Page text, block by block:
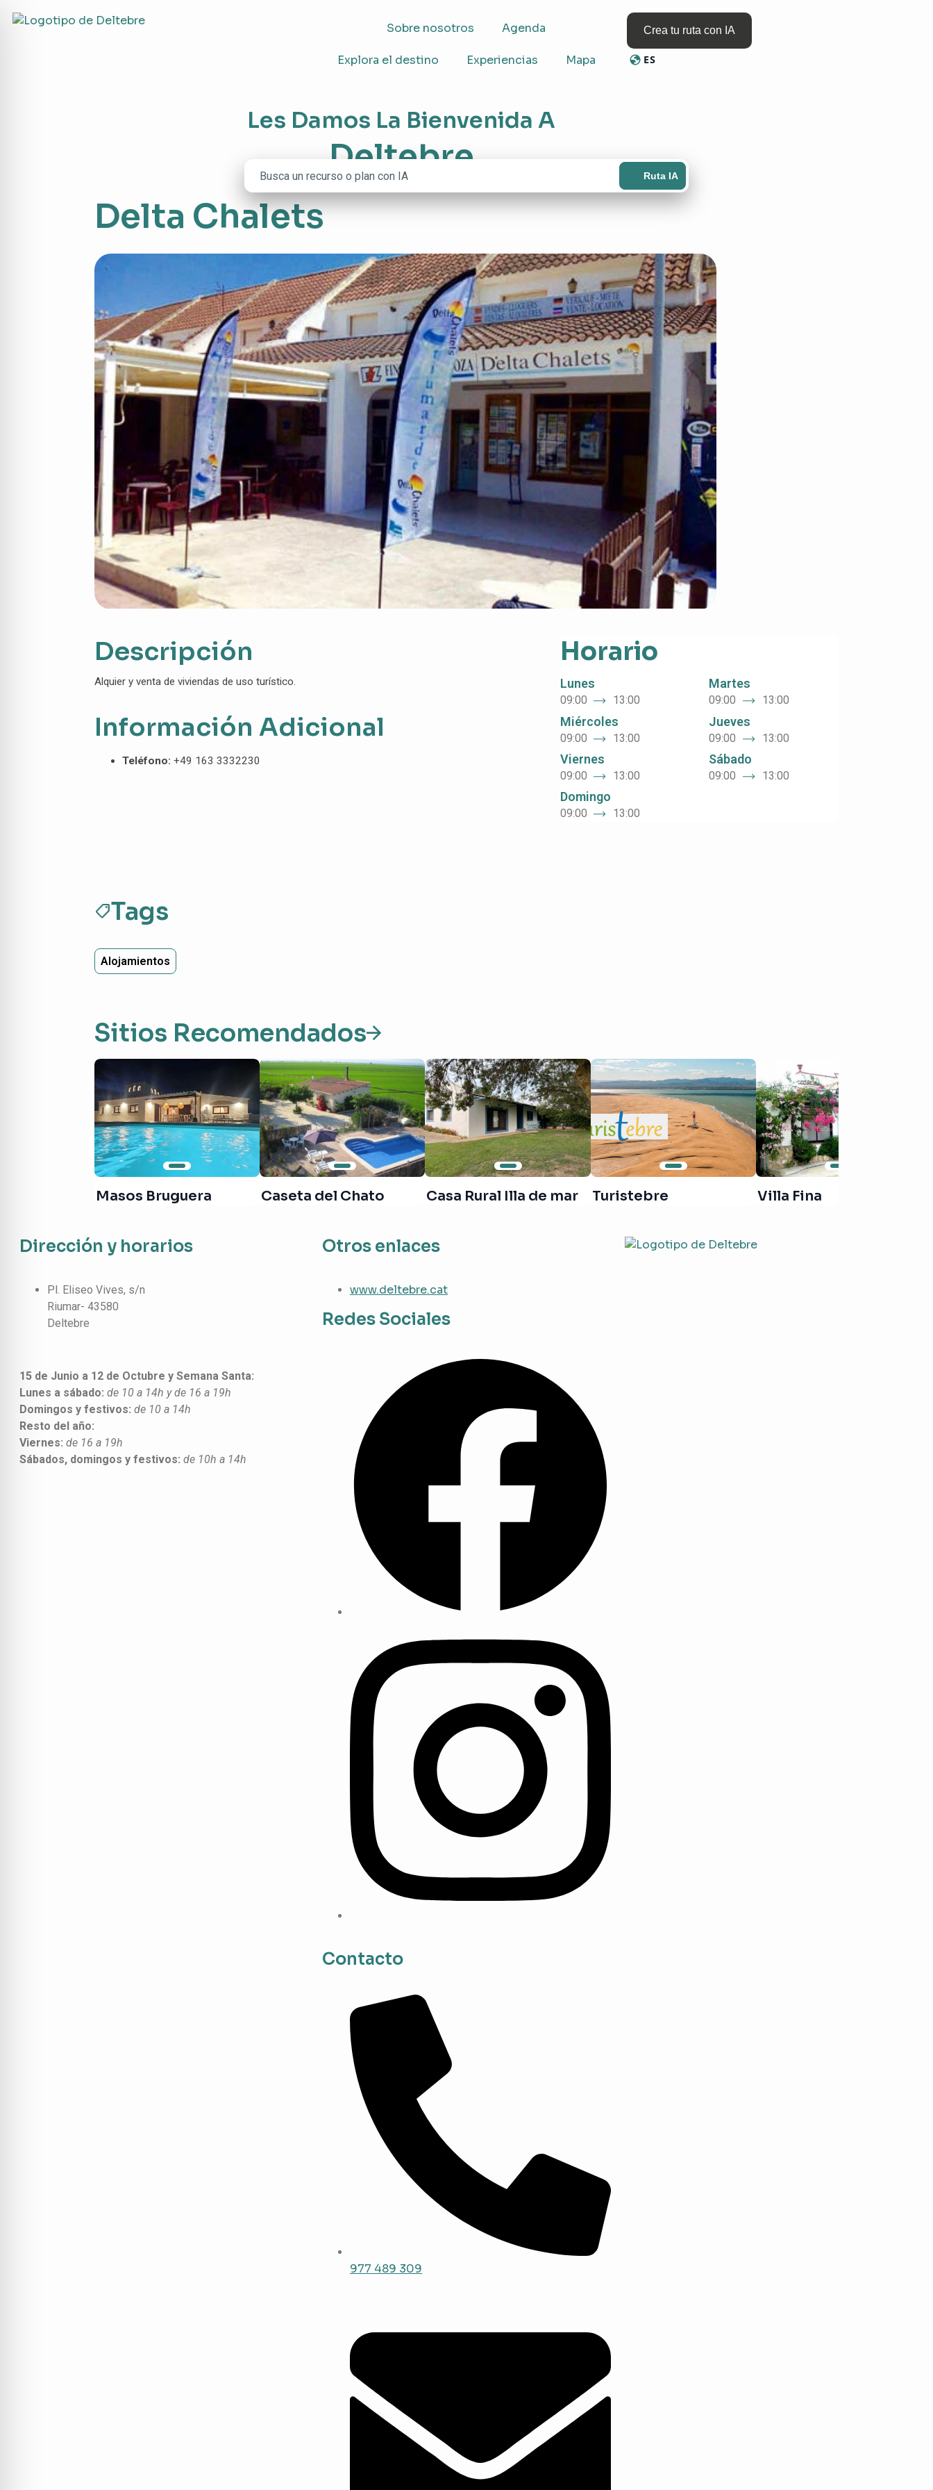
Sobre nosotros Agenda
Explora el destino Experiencias Mapa
Crea tu ruta con IA
ES
Cambiar idioma
Les Damos La Bienvenida A
Deltebre Ruta IA
Delta Chalets
Descripción
Alquier y venta de viviendas de uso turístico.
Información Adicional
Teléfono: +49 163 3332230
Horario
Lunes
09:00 13:00
Martes
09:00 13:00
Miércoles
09:00 13:00
Jueves
09:00 13:00
Viernes
09:00 13:00
Sábado
09:00 13:00
Domingo
09:00 13:00
sellTags
Alojamientos
Sitios Recomendados
Masos Bruguera Caseta del Chato Casa Rural Illa de mar Turistebre Villa Fina
Dirección y horarios
Pl. Eliseo Vives, s/n
Riumar- 43580
Deltebre
15 de Junio a 12 de Octubre y Semana Santa:
Lunes a sábado: de 10 a 14h y de 16 a 19h
Domingos y festivos: de 10 a 14h
Resto del año:
Viernes: de 16 a 19h
Sábados, domingos y festivos: de 10h a 14h
Otros enlaces
www.deltebre.cat
Redes Sociales
Contacto
977 489 309